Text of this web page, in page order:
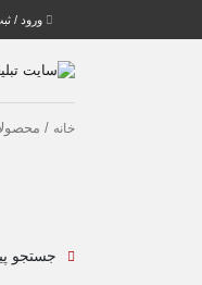
ورود /
خانه /
جستجو